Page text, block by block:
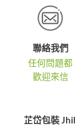
聯絡我們
任何問題都
歡迎來信
芷岱包裝